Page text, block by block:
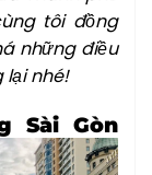
tôi đồng
những điều
lại nhé!
Sài Gòn